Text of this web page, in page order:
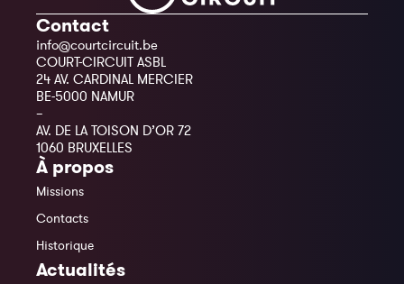
Contact
info@courtcircuit.be
COURT-CIRCUIT ASBL
24 AV. CARDINAL MERCIER
BE-5000 NAMUR
–
AV. DE LA TOISON D’OR 72
1060 BRUXELLES
À propos
Missions
Contacts
Historique
Actualités